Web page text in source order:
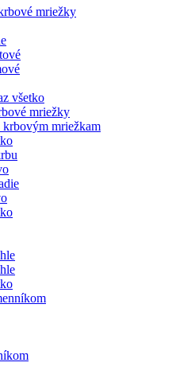
mriežky
všetko
mriežky
mriežkam